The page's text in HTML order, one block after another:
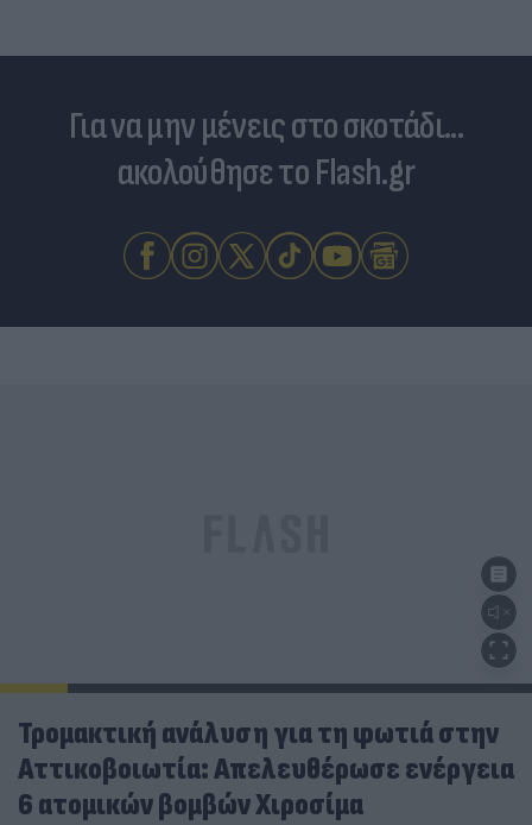
Για να μην μένεις στο σκοτάδι...
ακολούθησε το Flash.gr
Τρομακτική ανάλυση για τη φωτιά στην
Αττικοβοιωτία: Απελευθέρωσε ενέργεια
6 ατομικών βομβών Χιροσίμα